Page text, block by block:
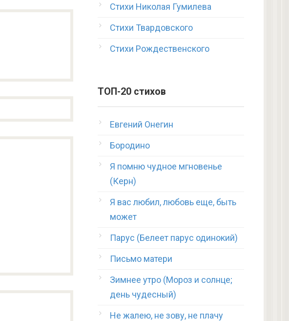
Стихи Николая Гумилева
Стихи Твардовского
Стихи Рождественского
ТОП-20 стихов
Евгений Онегин
Бородино
Я помню чудное мгновенье
(Керн)
Я вас любил, любовь еще, быть
может
Парус (Белеет парус одинокий)
Письмо матери
Зимнее утро (Мороз и солнце;
день чудесный)
Не жалею, не зову, не плачу